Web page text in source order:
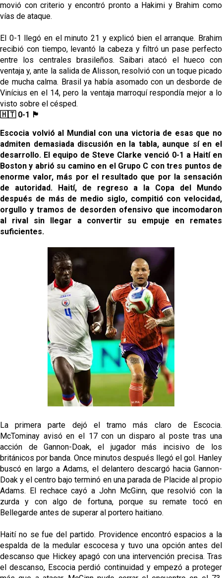
movió con criterio y encontró pronto a Hakimi y Brahim como
vías de ataque.
El 0-1 llegó en el minuto 21 y explicó bien el arranque. Brahim
recibió con tiempo, levantó la cabeza y filtró un pase perfecto
entre los centrales brasileños. Saibari atacó el hueco con
ventaja y, ante la salida de Alisson, resolvió con un toque picado
de mucha calma. Brasil ya había asomado con un desborde de
Vinícius en el 14, pero la ventaja marroquí respondía mejor a lo
visto sobre el césped.
🇭🇹 0-1 🏴󠁧󠁢󠁳󠁣󠁴󠁿
Escocia volvió al Mundial con una victoria de esas que no
admiten demasiada discusión en la tabla, aunque sí en el
desarrollo. El equipo de Steve Clarke venció 0-1 a Haití en
Boston y abrió su camino en el Grupo C con tres puntos de
enorme valor, más por el resultado que por la sensación
de autoridad. Haití, de regreso a la Copa del Mundo
después de más de medio siglo, compitió con velocidad,
orgullo y tramos de desorden ofensivo que incomodaron
al rival sin llegar a convertir su empuje en remates
suficientes.
La primera parte dejó el tramo más claro de Escocia.
McTominay avisó en el 17 con un disparo al poste tras una
acción de Gannon-Doak, el jugador más incisivo de los
británicos por banda. Once minutos después llegó el gol. Hanley
buscó en largo a Adams, el delantero descargó hacia Gannon-
Doak y el centro bajo terminó en una parada de Placide al propio
Adams. El rechace cayó a John McGinn, que resolvió con la
zurda y con algo de fortuna, porque su remate tocó en
Bellegarde antes de superar al portero haitiano.
Haití no se fue del partido. Providence encontró espacios a la
espalda de la medular escocesa y tuvo una opción antes del
descanso que Hickey apagó con una intervención precisa. Tras
el descanso, Escocia perdió continuidad y empezó a proteger